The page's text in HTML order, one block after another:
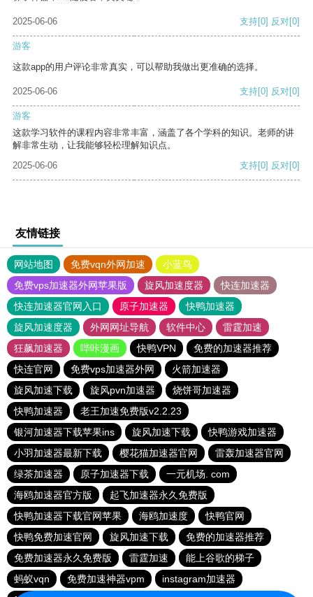
2025-06-06 支持[0] 反对[0]
游客
这款app的用户评论非常真实，可以帮助我做出更准确的选择。
2025-06-06 支持[0] 反对[0]
游客
这款学习软件的课程内容非常丰富，涵盖了各个学科的知识。老师的讲
解非常生动，让我能够轻松理解知识点。
2025-06-06
支持[0] 反对[0]
友情链接
网站地图 免费vqn外网加速
小蓝鸟
免费vps加速器外网苹果版
旋风加速度器
快连加速器
快连加速器官网入口
原子加速器
快鸭加速器
旋风加速度器
外网网址导航 软件中心
雷霆加速
狂飙加速器
哔咔漫画 快鸭VPN
免费的加速器推荐
快连官网
免费vps加速器外网
火箭加速器
旋风加速下载
旋风pvn加速器
烧饼哥加速器
快鸭加速器
老王加速免费版v2.2.23
银河加速器下载苹果ins
旋风加速下载
快鸭游戏加速器
小羽加速器最新下载
樱花猫加速器官网
雷轰加速器官网
绿茶加速器
原子加速器下载
一元机场. com
海鸥加速器官方版
起飞加速器永久免费版
快鸭加速器下载官网苹果
海鸥加速度
快鸭官网
快鸭免费加速官网
旋风加速下载
免费的加速器推荐
免费加速器永久免费版
雷霆加速
能上谷歌的梯子
蚂蚁vqn
免费加速神器vpm
instagram加速器